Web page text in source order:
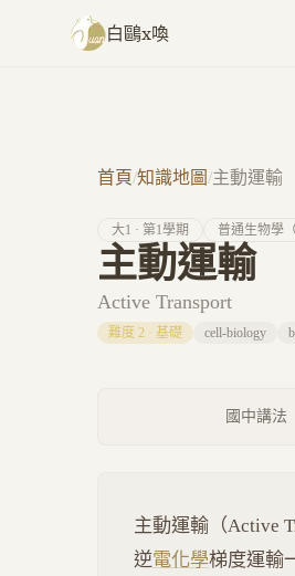
跳至主要內容
白鷗x喚
首頁/知識地圖/主動運輸
大1 · 第1學期 普通生物學（
主動運輸
Active Transport
難度 2 · 基礎 cell-biology
國中講法
主動運輸（Active
逆電化學梯度運輸